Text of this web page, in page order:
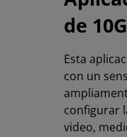
de
Esta
con un
configurar
video,